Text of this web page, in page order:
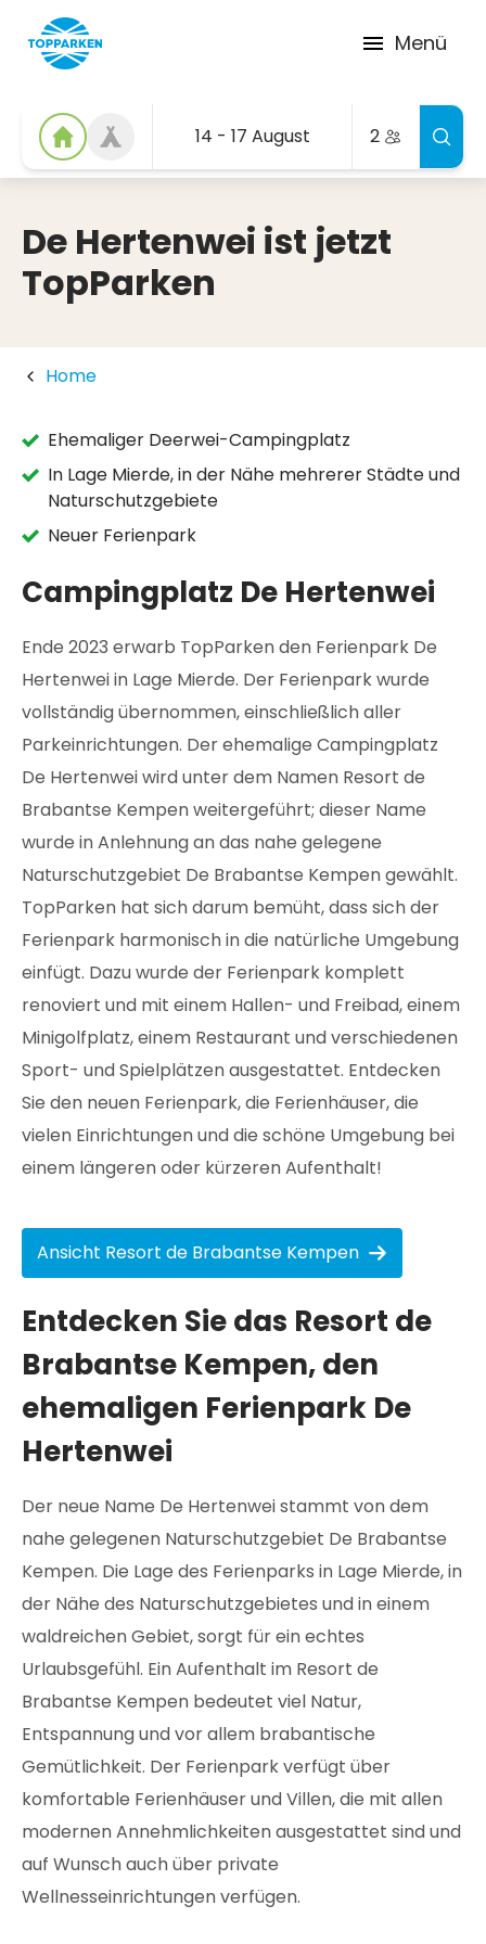
Menü
14 - 17 August 2
De Hertenwei ist jetzt
TopParken
Home
Ehemaliger Deerwei-Campingplatz
In Lage Mierde, in der Nähe mehrerer Städte und
Naturschutzgebiete
Neuer Ferienpark
Campingplatz De Hertenwei
Ende 2023 erwarb TopParken den Ferienpark De
Hertenwei in Lage Mierde. Der Ferienpark wurde
vollständig übernommen, einschließlich aller
Parkeinrichtungen. Der ehemalige Campingplatz
De Hertenwei wird unter dem Namen Resort de
Brabantse Kempen weitergeführt; dieser Name
wurde in Anlehnung an das nahe gelegene
Naturschutzgebiet De Brabantse Kempen gewählt.
TopParken hat sich darum bemüht, dass sich der
Ferienpark harmonisch in die natürliche Umgebung
einfügt. Dazu wurde der Ferienpark komplett
renoviert und mit einem Hallen- und Freibad, einem
Minigolfplatz, einem Restaurant und verschiedenen
Sport- und Spielplätzen ausgestattet. Entdecken
Sie den neuen Ferienpark, die Ferienhäuser, die
vielen Einrichtungen und die schöne Umgebung bei
einem längeren oder kürzeren Aufenthalt!
Ansicht Resort de Brabantse Kempen
Entdecken Sie das Resort de
Brabantse Kempen, den
ehemaligen Ferienpark De
Hertenwei
Der neue Name De Hertenwei stammt von dem
nahe gelegenen Naturschutzgebiet De Brabantse
Kempen. Die Lage des Ferienparks in Lage Mierde, in
der Nähe des Naturschutzgebietes und in einem
waldreichen Gebiet, sorgt für ein echtes
Urlaubsgefühl. Ein Aufenthalt im Resort de
Brabantse Kempen bedeutet viel Natur,
Entspannung und vor allem brabantische
Gemütlichkeit. Der Ferienpark verfügt über
komfortable Ferienhäuser und Villen, die mit allen
modernen Annehmlichkeiten ausgestattet sind und
auf Wunsch auch über private
Wellnesseinrichtungen verfügen.